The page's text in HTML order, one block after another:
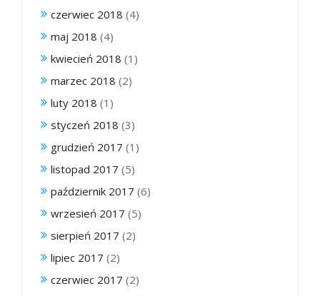
czerwiec 2018 (4)
maj 2018 (4)
kwiecień 2018 (1)
marzec 2018 (2)
luty 2018 (1)
styczeń 2018 (3)
grudzień 2017 (1)
listopad 2017 (5)
październik 2017 (6)
wrzesień 2017 (5)
sierpień 2017 (2)
lipiec 2017 (2)
czerwiec 2017 (2)